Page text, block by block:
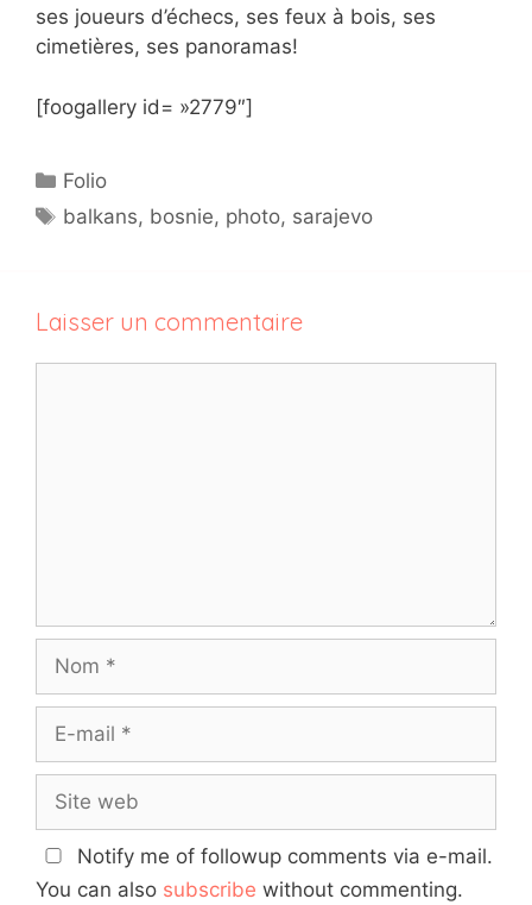
ses joueurs d’échecs, ses feux à bois, ses
cimetières, ses panoramas!
[foogallery id= »2779″]
Folio
balkans, bosnie, photo, sarajevo
Laisser un commentaire
Notify me of followup comments via e-mail.
You can also subscribe without commenting.